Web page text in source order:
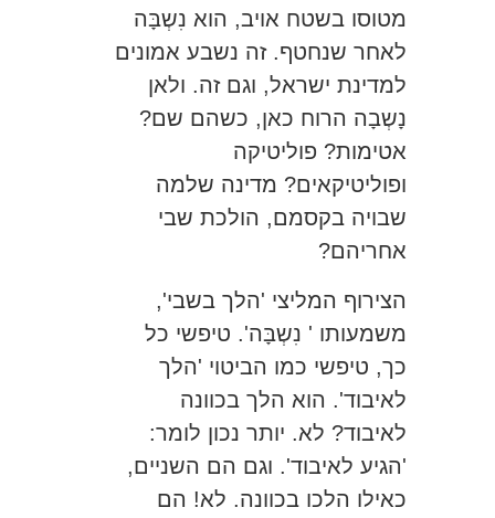
מטוסו בשטח אויב, הוא נִשְבָּה
לאחר שנחטף. זה נשבע אמונים
למדינת ישראל, וגם זה. ולאן
נָשְבָה הרוח כאן, כשהם שם?
אטימות? פוליטיקה
ופוליטיקאים? מדינה שלמה
שבויה בקסמם, הולכת שבי
אחריהם?
הצירוף המליצי 'הלך בשבי',
משמעותו ' נִשְבָּה'. טיפשי כל
כך, טיפשי כמו הביטוי 'הלך
לאיבוד'. הוא הלך בכוונה
לאיבוד? לא. יותר נכון לומר:
'הגיע לאיבוד'. וגם הם השניים,
כאילו הלכו בכוונה. לא! הם